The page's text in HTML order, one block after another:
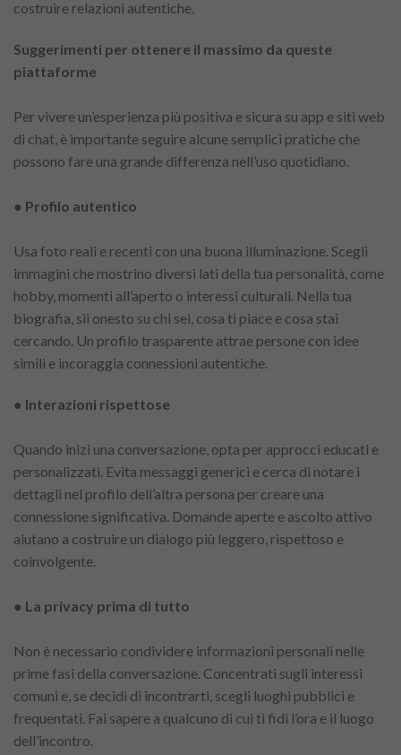
costruire relazioni autentiche.
Suggerimenti per ottenere il massimo da queste
piattaforme
Per vivere un’esperienza più positiva e sicura su app e siti web
di chat, è importante seguire alcune semplici pratiche che
possono fare una grande differenza nell’uso quotidiano.
● Profilo autentico
Usa foto reali e recenti con una buona illuminazione. Scegli
immagini che mostrino diversi lati della tua personalità, come
hobby, momenti all’aperto o interessi culturali. Nella tua
biografia, sii onesto su chi sei, cosa ti piace e cosa stai
cercando. Un profilo trasparente attrae persone con idee
simili e incoraggia connessioni autentiche.
● Interazioni rispettose
Quando inizi una conversazione, opta per approcci educati e
personalizzati. Evita messaggi generici e cerca di notare i
dettagli nel profilo dell’altra persona per creare una
connessione significativa. Domande aperte e ascolto attivo
aiutano a costruire un dialogo più leggero, rispettoso e
coinvolgente.
● La privacy prima di tutto
Non è necessario condividere informazioni personali nelle
prime fasi della conversazione. Concentrati sugli interessi
comuni e, se decidi di incontrarti, scegli luoghi pubblici e
frequentati. Fai sapere a qualcuno di cui ti fidi l’ora e il luogo
dell’incontro.